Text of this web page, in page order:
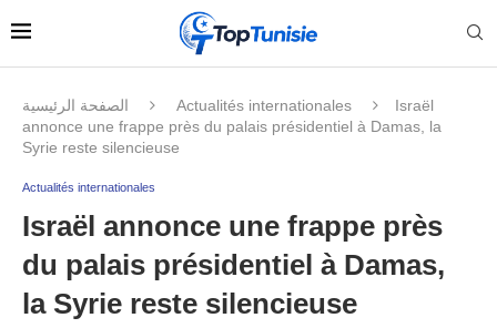
الصفحة الرئيسية Actualités internationales
Israël
annonce une frappe près du palais présidentiel à Damas, la
Syrie reste silencieuse
Actualités internationales
Israël annonce une frappe près
du palais présidentiel à Damas,
la Syrie reste silencieuse